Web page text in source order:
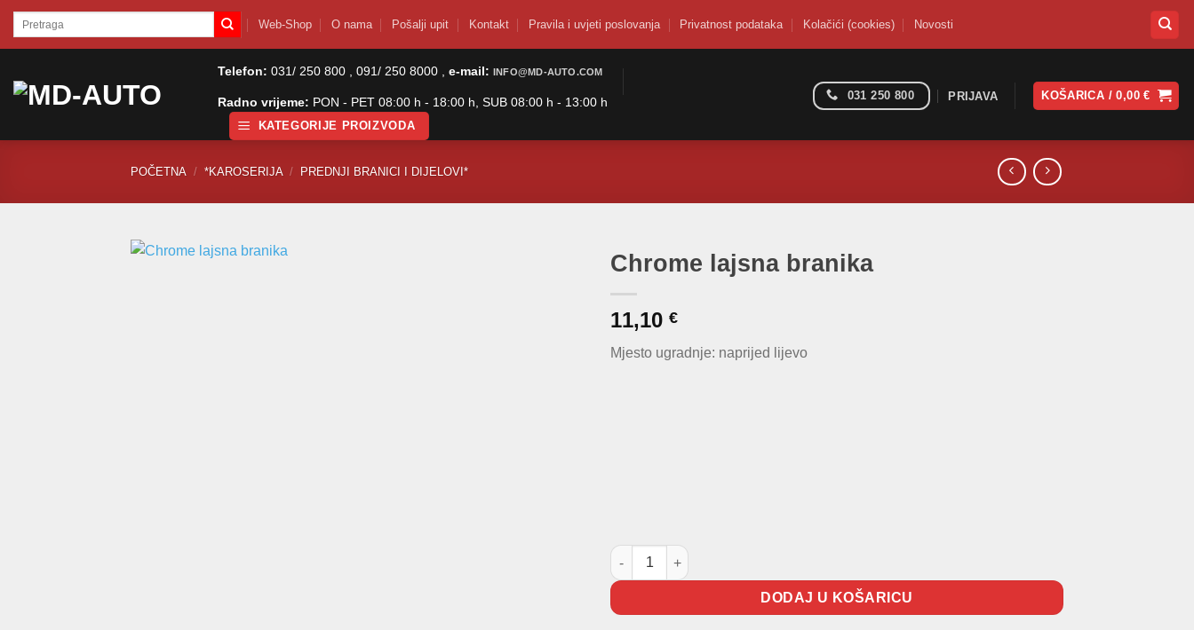
SkipPretraži: Web-Shop O nama Pošalji upit Kontakt Pravila i uvjeti poslovanja Privatnost podataka Kolačići (cookies) Novosti
Telefon: 031/ 250 800 , 091/ 250 8000 , e-mail: INFO@MD-AUTO.COM
Radno vrijeme: PON - PET 08:00 h - 18:00 h, SUB 08:00 h - 13:00 h
KATEGORIJE PROIZVODA
031 250 800 PRIJAVA KOŠARICA /0,00€
POČETNA / *KAROSERIJA / PREDNJI BRANICI I DIJELOVI*
Chrome lajsna branika
11,10 €
Mjesto ugradnje: naprijed lijevo
Chrome lajsna branika količina
DODAJ U KOŠARICU